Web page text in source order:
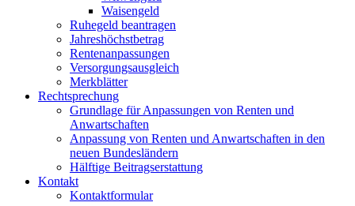
Waisengeld
Ruhegeld beantragen
Jahreshöchstbetrag
Rentenanpassungen
Versorgungsausgleich
Merkblätter
Rechtsprechung
Grundlage für Anpassungen von Renten und
Anwartschaften
Anpassung von Renten und Anwartschaften in den
neuen Bundesländern
Hälftige Beitragserstattung
Kontakt
Kontaktformular